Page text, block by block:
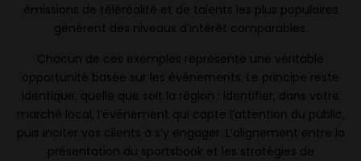
émissions de téléréalité et de talents les plus populaires
génèrent des niveaux d’intérêt comparables.
Chacun de ces exemples représente une véritable
opportunité basée sur les événements. Le principe reste
identique, quelle que soit la région : identifier, dans votre
marché local, l’événement qui capte l’attention du public,
puis inciter vos clients à s’y engager. L’alignement entre la
présentation du sportsbook et les stratégies de